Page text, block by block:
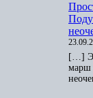
[…]
марш